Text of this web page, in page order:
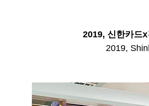
2019, 신한카드
​2019,